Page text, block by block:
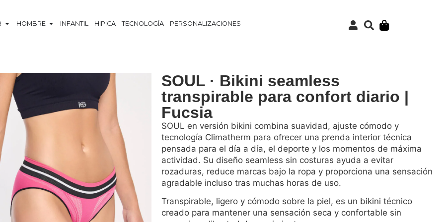
HOMBRE INFANTIL HIPICA TECNOLOGÍA PERSONALIZACIONES
SOUL · Bikini seamless
transpirable para confort diario |
Fucsia
SOUL en versión bikini combina suavidad, ajuste cómodo y
tecnología Climatherm para ofrecer una prenda interior técnica
pensada para el día a día, el deporte y los momentos de máxima
actividad. Su diseño seamless sin costuras ayuda a evitar
rozaduras, reduce marcas bajo la ropa y proporciona una sensación
agradable incluso tras muchas horas de uso.
Transpirable, ligero y cómodo sobre la piel, es un bikini técnico
creado para mantener una sensación seca y confortable sin